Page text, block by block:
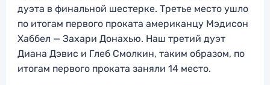
дуэта в финальной шестерке. Третье место ушло
по итогам первого проката американцу Мэдисон
Хаббел — Захари Донахью. Наш третий дуэт
Диана Дэвис и Глеб Смолкин, таким образом, по
итогам первого проката заняли 14 место.